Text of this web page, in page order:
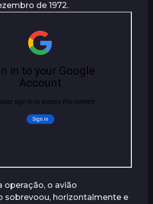
de 1972.
operação, o avião
sobrevoou, horizontalmente e